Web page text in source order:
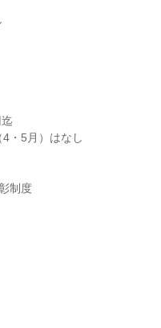
・5月）はなし
制度